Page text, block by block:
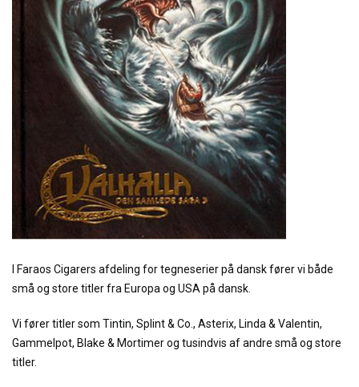
I Faraos Cigarers afdeling for tegneserier på dansk fører vi både
små og store titler fra Europa og USA på dansk.
Vi fører titler som Tintin, Splint & Co., Asterix, Linda & Valentin,
Gammelpot, Blake & Mortimer og tusindvis af andre små og store
titler.